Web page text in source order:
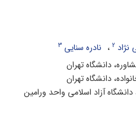
نژاد 2 نادره سنایی 3
دانشگاه تهران
دانشگاه تهران
آزاد اسلامی واحد ورامین